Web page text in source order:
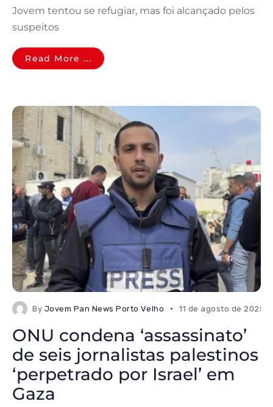
Jovem tentou se refugiar, mas foi alcançado pelos
suspeitos
Read More ...
By Jovem Pan News Porto Velho 11 de agosto de 2025
ONU condena ‘assassinato’
de seis jornalistas palestinos
‘perpetrado por Israel’ em
Gaza